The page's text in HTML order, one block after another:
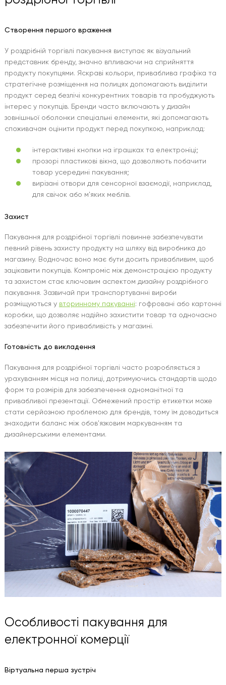
Створення першого враження
У роздрібній торгівлі пакування виступає як візуальний
представник бренду, значно впливаючи на сприйняття
продукту покупцями. Яскраві кольори, приваблива графіка та
стратегічне розміщення на полицях допомагають виділити
продукт серед безлічі конкурентних товарів та пробуджують
інтерес у покупців. Бренди часто включають у дизайн
зовнішньої оболонки спеціальні елементи, які допомагають
споживачам оцінити продукт перед покупкою, наприклад:
інтерактивні кнопки на іграшках та електроніці;
прозорі пластикові вікна, що дозволяють побачити
товар усередині пакування;
вирізані отвори для сенсорної взаємодії, наприклад,
для свічок або м'яких меблів.
Захист
Пакування для роздрібної торгівлі повинне забезпечувати
певний рівень захисту продукту на шляху від виробника до
магазину. Водночас воно має бути досить привабливим, щоб
зацікавити покупців. Компроміс між демонстрацією продукту
та захистом стає ключовим аспектом дизайну роздрібного
пакування. Зазвичай при транспортуванні вироби
розміщуються у вторинному пакуванні: гофровані або картонні
коробки, що дозволяє надійно захистити товар та одночасно
забезпечити його привабливість у магазині.
Готовність до викладення
Пакування для роздрібної торгівлі часто розробляється з
урахуванням місця на полиці, дотримуючись стандартів щодо
форм та розмірів для забезпечення одноманітної та
привабливої ​​презентації. Обмежений простір етикетки може
стати серйозною проблемою для брендів, тому їм доводиться
знаходити баланс між обов'язковим маркуванням та
дизайнерськими елементами.
Особливості пакування для
електронної комерції
Віртуальна перша зустріч